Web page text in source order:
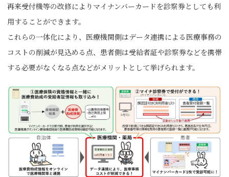
再来受付機等の改修によりマイナンバーカードを診察券としても利
用することができます。
これらの一体化により、医療機関側はデータ連携による医療事務の
コストの削減が見込める点、患者側は受給者証や診察券などを携帯
する必要がなくなる点などがメリットとして挙げられます。